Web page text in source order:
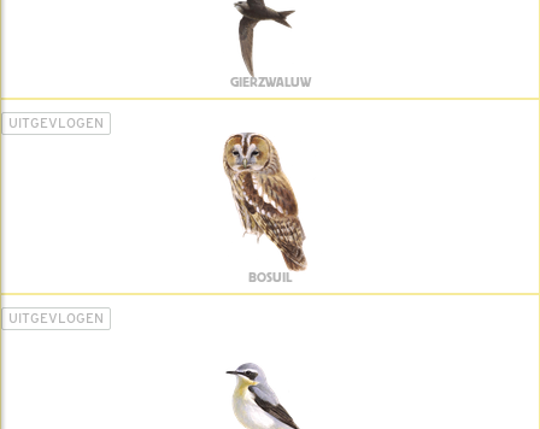
GIERZWALUW
UITGEVLOGEN
BOSUIL
UITGEVLOGEN